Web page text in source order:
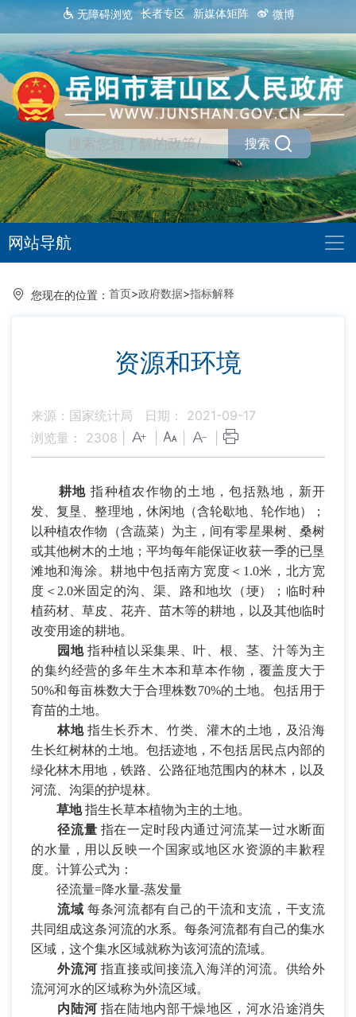
无障碍浏览 长者专区 新媒体矩阵 微博
搜索
网站导航
您现在的位置： 首页>政府数据>指标解释
资源和环境
来源：国家统计局
日期： 2021-09-17
浏览量： 2308
耕地 指种植农作物的土地，包括熟地，新开
发、复垦、整理地，休闲地（含轮歇地、轮作地）；
以种植农作物（含蔬菜）为主，间有零星果树、桑树
或其他树木的土地；平均每年能保证收获一季的已垦
滩地和海涂。耕地中包括南方宽度＜ 1.0米，北方宽
度＜ 2.0米固定的沟、渠、路和地坎（埂）；临时种
植药材、草皮、花卉、苗木等的耕地，以及其他临时
改变用途的耕地。
园地指种植以采集果、叶、根、茎、汁等为主
的集约经营的多年生木本和草本作物，覆盖度大于
50%和每亩株数大于合理株数70%的土地。包括用于
育苗的土地。
林地指生长乔木、竹类、灌木的土地，及沿海
生长红树林的土地。包括迹地，不包括居民点内部的
绿化林木用地，铁路、公路征地范围内的林木，以及
河流、沟渠的护堤林。
草地指生长草本植物为主的土地。
径流量 指在一定时段内通过河流某一过水断面
的水量，用以反映一个国家或地区水资源的丰歉程
度。计算公式为：
径流量=降水量-蒸发量
流域 每条河流都有自己的干流和支流，干支流
共同组成这条河流的水系。每条河流都有自己的集水
区域，这个集水区域就称为该河流的流域。
外流河指直接或间接流入海洋的河流。供给外
流河河水的区域称为外流区域。
内陆河指在陆地内部干燥地区，河水沿途消失